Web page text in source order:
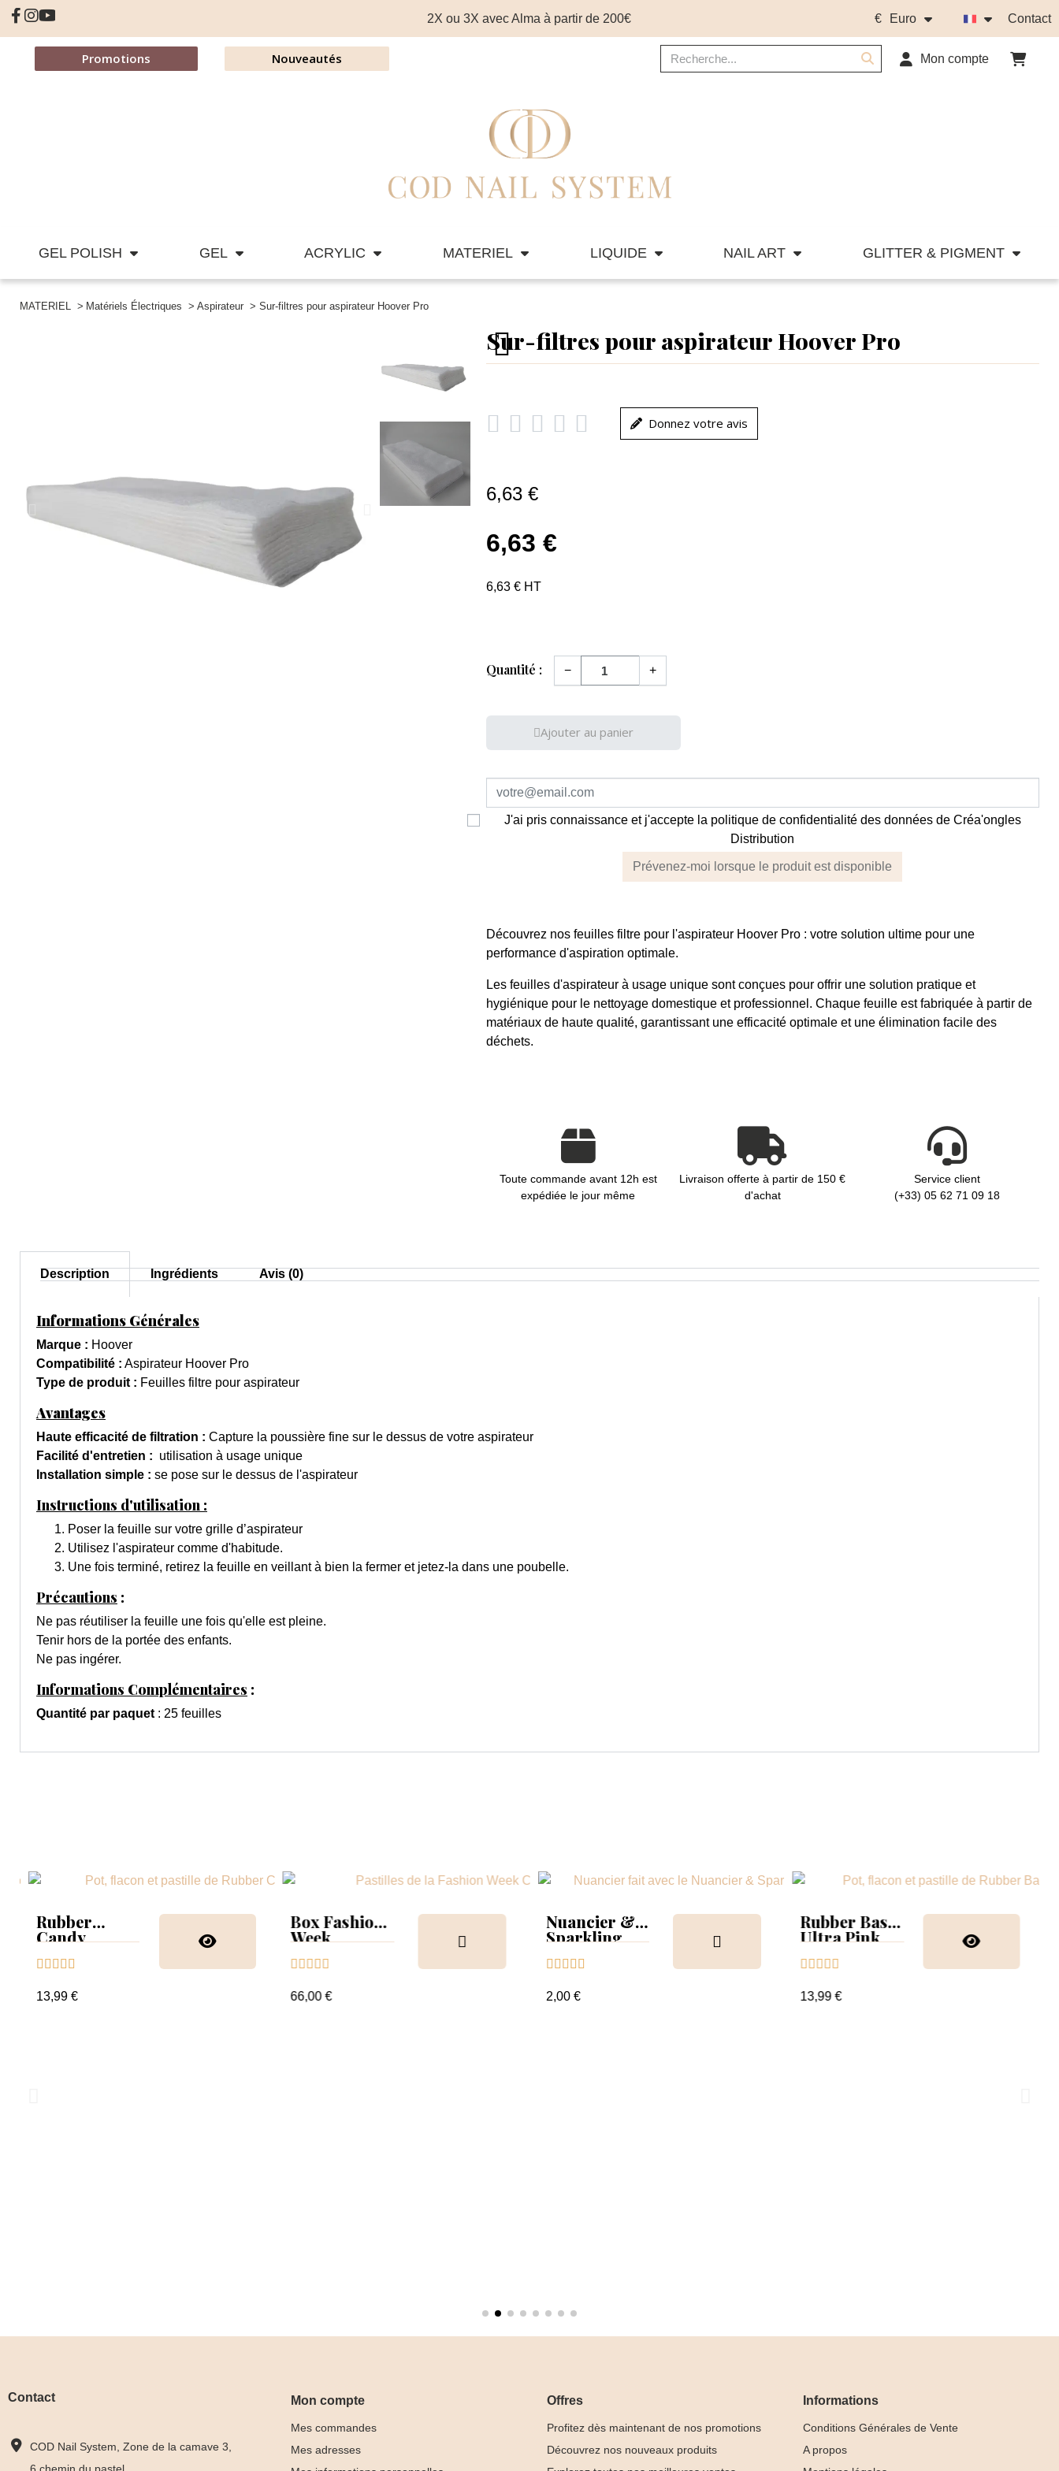
2X ou 3X avec Alma à partir de 200€ € Euro Contact
Promotions Nouveautés Mon compte
GEL POLISH GEL ACRYLIC MATERIEL LIQUIDE NAIL ART GLITTER & PIGMENT
MATERIEL Matériels Électriques Aspirateur Sur-filtres pour aspirateur Hoover Pro
Sur-filtres pour aspirateur Hoover Pro
     Donnez votre avis
6,63 €
6,63 €
6,63 € HT
Quantité : − +
Ajouter au panier
J'ai pris connaissance et j'accepte la politique de confidentialité des données de Créa'ongles
Distribution
Prévenez-moi lorsque le produit est disponible
Découvrez nos feuilles filtre pour l'aspirateur Hoover Pro : votre solution ultime pour une
performance d'aspiration optimale.
Les feuilles d'aspirateur à usage unique sont conçues pour offrir une solution pratique et
hygiénique pour le nettoyage domestique et professionnel. Chaque feuille est fabriquée à partir de
matériaux de haute qualité, garantissant une efficacité optimale et une élimination facile des
déchets.
Toute commande avant 12h est
expédiée le jour même
Livraison offerte à partir de 150 €
d'achat
Service client
(+33) 05 62 71 09 18
Description Ingrédients Avis (0)
Informations Générales
Marque : Hoover
Compatibilité : Aspirateur Hoover Pro
Type de produit : Feuilles filtre pour aspirateur
Avantages
Haute efficacité de filtration : Capture la poussière fine sur le dessus de votre aspirateur
Facilité d'entretien : utilisation à usage unique
Installation simple : se pose sur le dessus de l'aspirateur
Instructions d'utilisation :
Poser la feuille sur votre grille d’aspirateur
Utilisez l'aspirateur comme d'habitude.
Une fois terminé, retirez la feuille en veillant à bien la fermer et jetez-la dans une poubelle.
Précautions :
Ne pas réutiliser la feuille une fois qu'elle est pleine.
Tenir hors de la portée des enfants.
Ne pas ingérer.
Informations Complémentaires :
Quantité par paquet: 25 feuilles
Rubber
Candy
    
13,99 €
Box Fashion
Week
nuancier
    
66,00 €
Nuancier &
Sparkling
    
2,00 €
Rubber Base
Ultra Pink
    
13,99 €
Contact
COD Nail System, Zone de la camave 3,
6 chemin du pastel
Mon compte
Mes commandes
Mes adresses
Offres
Profitez dès maintenant de nos promotions
Découvrez nos nouveaux produits
Informations
Conditions Générales de Vente
A propos